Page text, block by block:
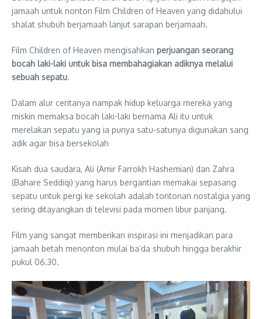
jamaah untuk nonton Film Children of Heaven yang didahului
shalat shubuh berjamaah lanjut sarapan berjamaah.
Film Children of Heaven mengisahkan perjuangan seorang
bocah laki-laki untuk bisa membahagiakan adiknya melalui
sebuah sepatu.
Dalam alur ceritanya nampak hidup keluarga mereka yang
miskin memaksa bocah laki-laki bernama Ali itu untuk
merelakan sepatu yang ia punya satu-satunya digunakan sang
adik agar bisa bersekolah
Kisah dua saudara, Ali (Amir Farrokh Hashemian) dan Zahra
(Bahare Seddiqi) yang harus bergantian memakai sepasang
sepatu untuk pergi ke sekolah adalah tontonan nostalgia yang
sering ditayangkan di televisi pada momen libur panjang.
Film yang sangat memberikan inspirasi ini menjadikan para
jamaah betah menonton mulai ba’da shubuh hingga berakhir
pukul 06.30.